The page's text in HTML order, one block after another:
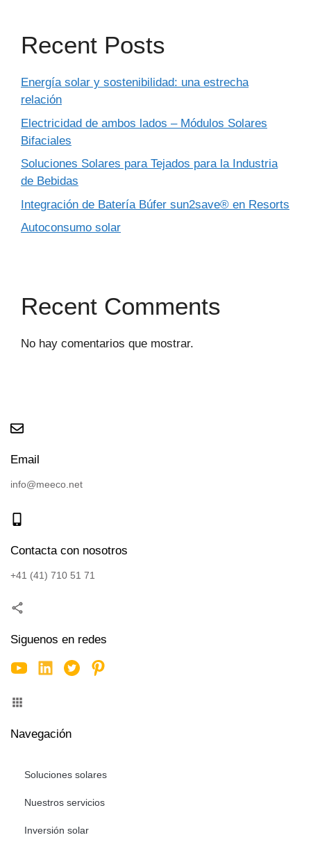
Recent Posts
Energía solar y sostenibilidad: una estrecha
relación
Electricidad de ambos lados – Módulos Solares
Bifaciales
Soluciones Solares para Tejados para la Industria
de Bebidas
Integración de Batería Búfer sun2save® en Resorts
Autoconsumo solar
Recent Comments
No hay comentarios que mostrar.
Email
info@meeco.net
Contacta con nosotros
+41 (41) 710 51 71
Siguenos en redes
Navegación
Soluciones solares
Nuestros servicios
Inversión solar